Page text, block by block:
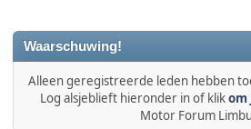
Waarschuwing!
Alleen geregistreerde leden hebben
Log alsjeblieft hieronder in of klikom
Motor Forum